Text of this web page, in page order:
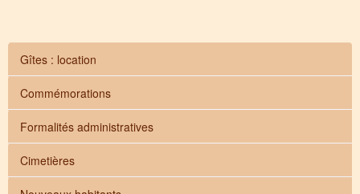
Gîtes : location
Commémorations
Formalités administratives
Cimetières